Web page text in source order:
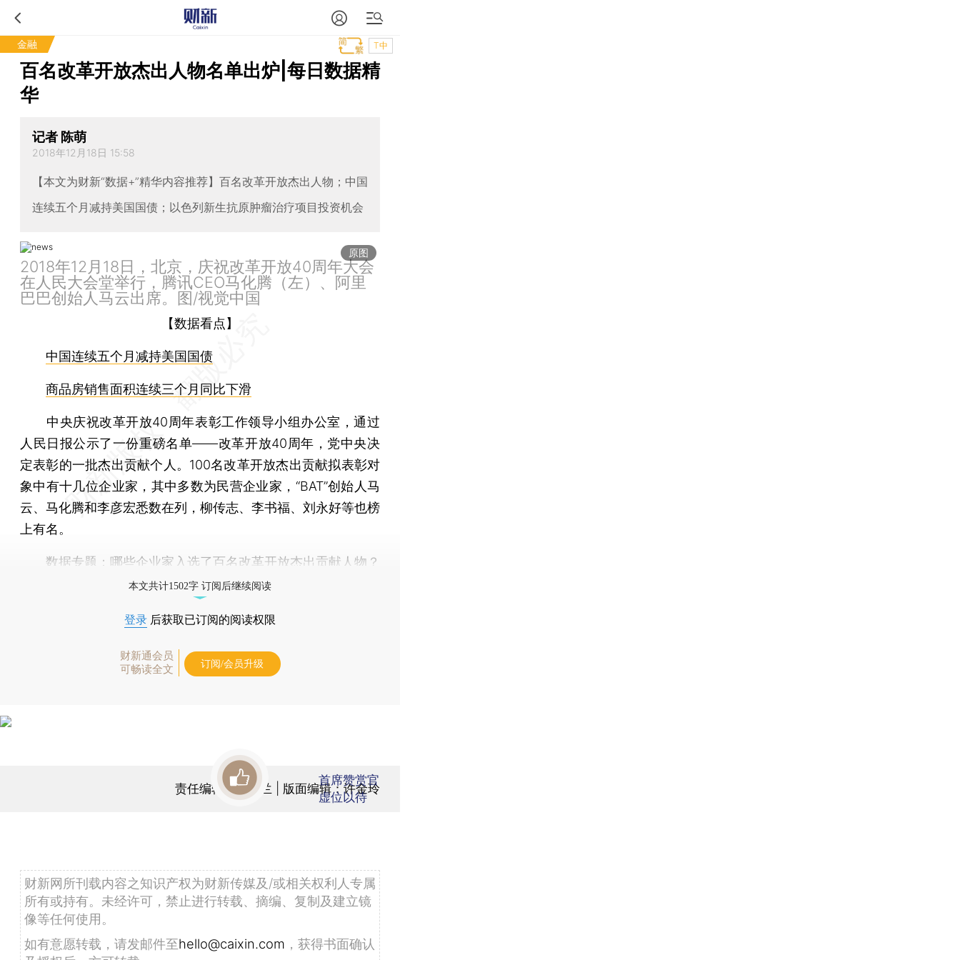
金融 T中
百名改革开放杰出人物名单出炉|每日数据精
华
记者 陈萌
2018年12月18日 15:58
【本文为财新“数据+”精华内容推荐】百名改革开放杰出人物；中国
连续五个月减持美国国债；以色列新生抗原肿瘤治疗项目投资机会
原图
2018年12月18日，北京，庆祝改革开放40周年大会
在人民大会堂举行，腾讯CEO马化腾（左）、阿里
巴巴创始人马云出席。图/视觉中国
【数据看点】
中国连续五个月减持美国国债
商品房销售面积连续三个月同比下滑
中央庆祝改革开放40周年表彰工作领导小组办公室，通过
人民日报公示了一份重磅名单——改革开放40周年，党中央决
定表彰的一批杰出贡献个人。100名改革开放杰出贡献拟表彰对
象中有十几位企业家，其中多数为民营企业家，“BAT”创始人马
云、马化腾和李彦宏悉数在列，柳传志、李书福、刘永好等也榜
上有名。
数据专题： 哪些企业家入选了百名改革开放杰出贡献人物？
本文共计1502字 订阅后继续阅读
登录 后获取已订阅的阅读权限
财新通会员
可畅读全文
订阅/会员升级
责任编辑：任蕙兰 | 版面编辑：许金玲
首席赞赏官
虚位以待
财新网所刊载内容之知识产权为财新传媒及/或相关权利人专属
所有或持有。未经许可，禁止进行转载、摘编、复制及建立镜
像等任何使用。
如有意愿转载，请发邮件至hello@caixin.com ，获得书面确认